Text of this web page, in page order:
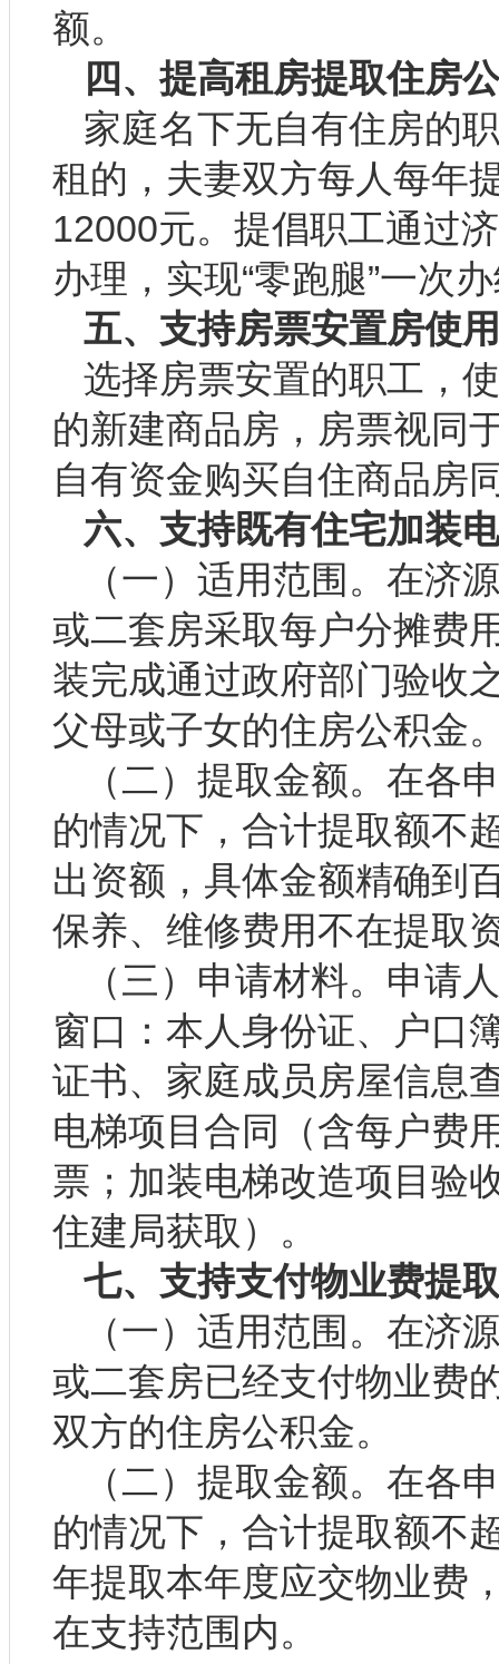
额。
四、提高租房提取住房
家庭名下无自有住房的
租的，夫妻双方每人每年
12000元。提倡职工通过
办理，实现“零跑腿”一次
五、支持房票安置房使
选择房票安置的职工，
的新建商品房，房票视同
自有资金购买自住商品房
六、支持既有住宅加装
（一）适用范围。在济
或二套房采取每户分摊费
装完成通过政府部门验收
父母或子女的住房公积金
（二）提取金额。在各
的情况下，合计提取额不
出资额，具体金额精确到
保养、维修费用不在提取
（三）申请材料。申请
窗口：本人身份证、户口
证书、家庭成员房屋信息
电梯项目合同（含每户费
票；加装电梯改造项目验
住建局获取）。
七、支持支付物业费提
（一）适用范围。在济
或二套房已经支付物业费
双方的住房公积金。
（二）提取金额。在各
的情况下，合计提取额不
年提取本年度应交物业费
在支持范围内。